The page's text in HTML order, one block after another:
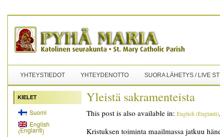
YHTEYSTIEDOT YHTEYDENOTTO SUORA LÄHETYS / LIVE
KIELET
Suomi
English
(Englanti)
Yleistä sakramenteista
This post is also available in: English (Englanti)
Kristuksen toiminta maailmassa jatkuu